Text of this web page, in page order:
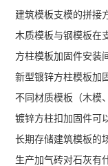
建筑模板支模的拼接
木质模板与钢模板在
方柱模板加固件安装
新型镀锌方柱模板加
不同材质模板（木模
镀锌方柱扣加固件可
长期存储建筑模板的
生产加气砖对石灰有